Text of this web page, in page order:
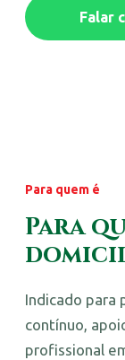
Falar
Para quem é
Para
Indicado para
contínuo,
profissional